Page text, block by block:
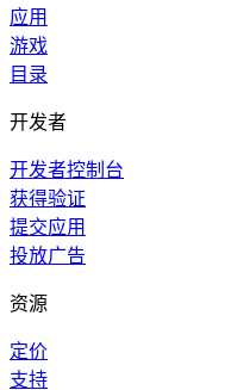
应用
游戏
目录
开发者
开发者控制台
获得验证
提交应用
投放广告
资源
定价
支持